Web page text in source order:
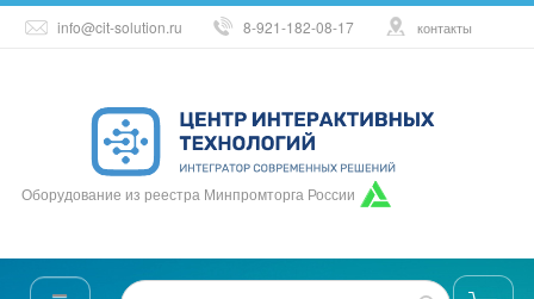
info@cit-solution.ru 8-921-182-08-17 контакты
Оборудование из реестра Минпромторга России